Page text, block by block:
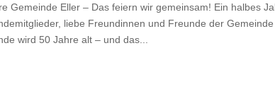
Gemeinde Eller – Das feiern wir gemeinsam! Ein halbes
liebe Freundinnen und Freunde der
wird 50 Jahre alt – und das...